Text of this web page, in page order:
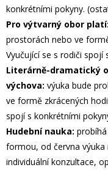
konkrétními pokyny.
Pro výtvarný obor platí:
prostorách nebo ve
Vyučující se s rodiči spojí
Literárně-dramatický
výchova: výuka bude
ve formě zkrácených
spojí s konkrétními
Hudební nauka:
formou, od června
individuální konzultace,